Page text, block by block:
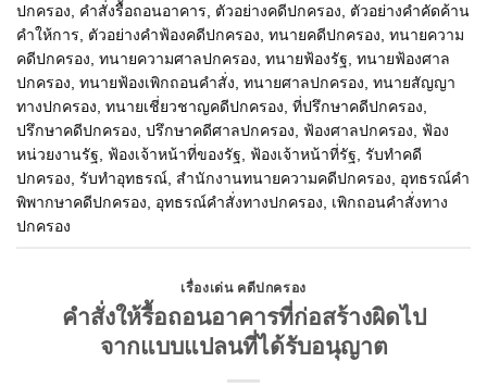
ปกครอง
คำสั่งรื้อถอนอาคาร ตัวอย่างคดีปกครอง
ตัวอย่างคำคัดค้าน
คำให้การ
ตัวอย่างคำฟ้องคดีปกครอง ทนายคดีปกครอง ทนายความ
คดีปกครอง ทนายความศาลปกครอง ทนายฟ้องรัฐ ทนายฟ้องศาล
ปกครอง ทนายฟ้องเพิกถอนคำสั่ง ทนายศาลปกครอง ทนายสัญญา
ทางปกครอง ทนายเชี่ยวชาญคดีปกครอง ที่ปรึกษาคดีปกครอง
ปรึกษาคดีปกครอง ปรึกษาคดีศาลปกครอง ฟ้องศาลปกครอง
ฟ้อง
หน่วยงานรัฐ
ฟ้องเจ้าหน้าที่ของรัฐ ฟ้องเจ้าหน้าที่รัฐ รับทำคดี
ปกครอง รับทำอุทธรณ์ สำนักงานทนายความคดีปกครอง
อุทธรณ์คำ
พิพากษาคดีปกครอง
อุทธรณ์คำสั่งทางปกครอง
เพิกถอนคำสั่งทาง
ปกครอง
เรื่องเด่น คดีปกครอง
คำสั่งให้รื้อถอนอาคารที่ก่อสร้างผิดไป
จากแบบแปลนที่ได้รับอนุญาต